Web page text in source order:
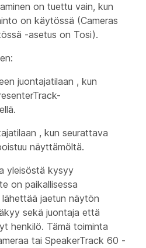
on tuettu vain, kun
on käytössä (Cameras
-asetus on Tosi).
juontajatilaan , kun
, kun seurattava
näyttämöltä.
yleisöstä kysyy
on paikallisessa
lähettää jaetun näytön
sekä juontaja että
henkilö. Tämä toiminta
tai SpeakerTrack 60 -